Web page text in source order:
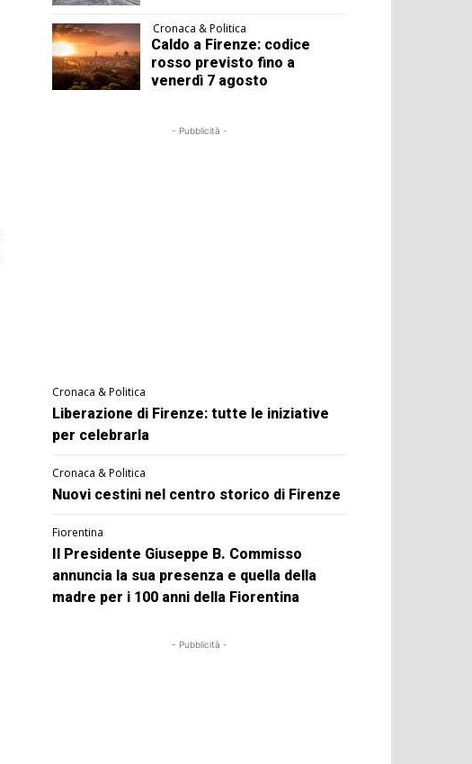
Cronaca & Politica
Caldo a Firenze: codice
rosso previsto fino a
venerdì 7 agosto
- Pubblicità -
Cronaca & Politica
Liberazione di Firenze: tutte le iniziative
per celebrarla
Cronaca & Politica
Nuovi cestini nel centro storico di Firenze
Fiorentina
Il Presidente Giuseppe B. Commisso
annuncia la sua presenza e quella della
madre per i 100 anni della Fiorentina
- Pubblicità -